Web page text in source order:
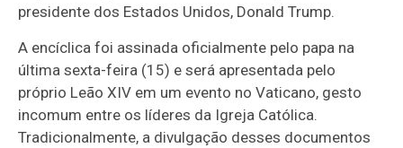
presidente dos Estados Unidos, Donald Trump.
A encíclica foi assinada oficialmente pelo papa na
última sexta-feira (15) e será apresentada pelo
próprio Leão XIV em um evento no Vaticano, gesto
incomum entre os líderes da Igreja Católica.
Tradicionalmente, a divulgação desses documentos